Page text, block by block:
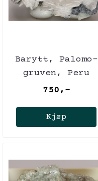
Barytt, Palomo-
gruven, Peru
750,-
Kjøp